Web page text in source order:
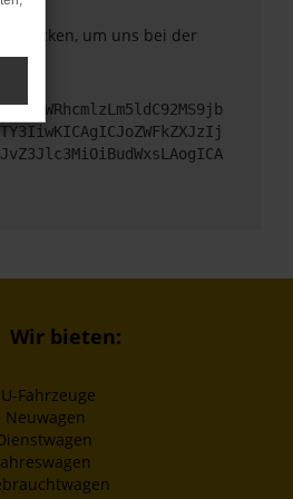
schicken, um uns bei der
Wir bieten:
Fahrzeuge
Neuwagen